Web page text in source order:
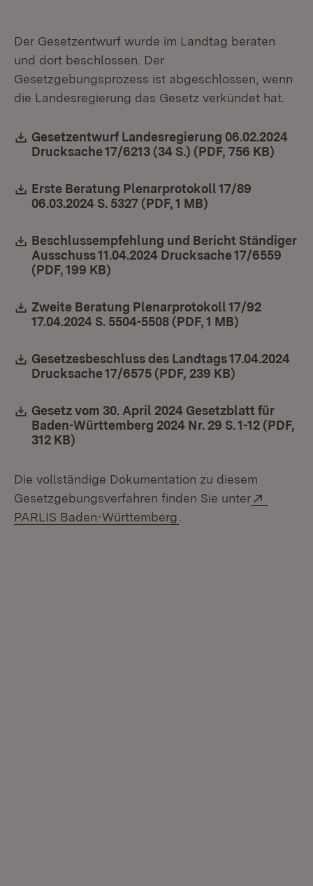
Der Gesetzentwurf wurde im Landtag beraten
und dort beschlossen. Der
Gesetzgebungsprozess ist abgeschlossen, wenn
die Landesregierung das Gesetz verkündet hat.
Download:
Gesetzentwurf Landesregierung 06.02.2024
Drucksache 17/6213 (34 S.) (PDF, 756 KB)
Download:
Erste Beratung Plenarprotokoll 17/89
06.03.2024 S. 5327 (PDF, 1 MB)
Download:
Beschlussempfehlung und Bericht Ständiger
Ausschuss 11.04.2024 Drucksache 17/6559
(PDF, 199 KB)
Download:
Zweite Beratung Plenarprotokoll 17/92
17.04.2024 S. 5504-5508 (PDF, 1 MB)
Download:
Gesetzesbeschluss des Landtags 17.04.2024
Drucksache 17/6575 (PDF, 239 KB)
Download:
Gesetz vom 30. April 2024 Gesetzblatt für
Baden-Württemberg 2024 Nr. 29 S. 1-12 (PDF,
312 KB)
Die vollständige Dokumentation zu diesem
Gesetzgebungsverfahren finden Sie unter
PARLIS Baden-Württemberg